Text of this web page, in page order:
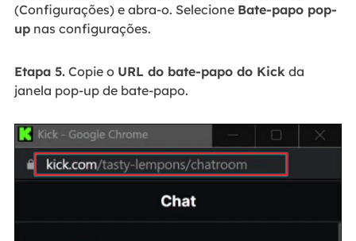
(Configurações) e abra-o. Selecione Bate-papo pop-
upnas configurações.
Etapa 5.Copie o URL do bate-papo do Kickda
janela pop-up de bate-papo.